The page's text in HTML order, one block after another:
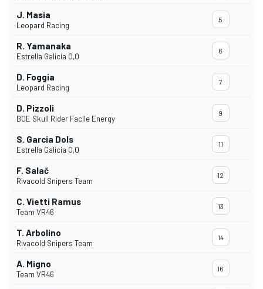
J. Masia
Leopard Racing
5
R. Yamanaka
Estrella Galicia 0,0
6
D. Foggia
Leopard Racing
7
D. Pizzoli
BOE Skull Rider Facile Energy
9
S. Garcia Dols
Estrella Galicia 0,0
11
F. Salač
Rivacold Snipers Team
12
C. Vietti Ramus
Team VR46
13
T. Arbolino
Rivacold Snipers Team
14
A. Migno
Team VR46
16